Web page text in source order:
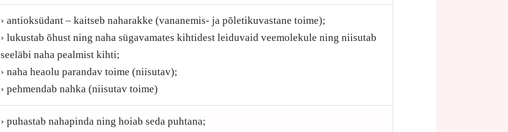
› antioksüdant – kaitseb naharakke (vananemis- ja põletikuvastane toime);
› lukustab õhust ning naha sügavamates kihtidest leiduvaid veemolekule ning niisutab
seeläbi naha pealmist kihti;
› naha heaolu parandav toime (niisutav);
› pehmendab nahka (niisutav toime)
› puhastab nahapinda ning hoiab seda puhtana;